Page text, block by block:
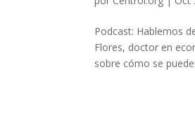
Podcast: Hablemos
Flores, doctor en
sobre cómo se